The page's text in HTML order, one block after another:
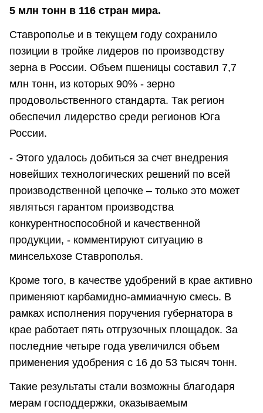
5 млн тонн в 116 стран мира.
Ставрополье и в текущем году сохранило
позиции в тройке лидеров по производству
зерна в России. Объем пшеницы составил 7,7
млн тонн, из которых 90% - зерно
продовольственного стандарта. Так регион
обеспечил лидерство среди регионов Юга
России.
- Этого удалось добиться за счет внедрения
новейших технологических решений по всей
производственной цепочке – только это может
являться гарантом производства
конкурентноспособной и качественной
продукции, - комментируют ситуацию в
минсельхозе Ставрополья.
Кроме того, в качестве удобрений в крае активно
применяют карбамидно-аммиачную смесь. В
рамках исполнения поручения губернатора в
крае работает пять отгрузочных площадок. За
последние четыре года увеличился объем
применения удобрения с 16 до 53 тысяч тонн.
Такие результаты стали возможны благодаря
мерам господдержки, оказываемым